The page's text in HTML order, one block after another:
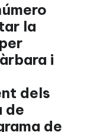
la
i
dels
de
de